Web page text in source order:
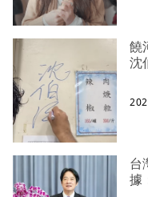
饒
沈
台
據